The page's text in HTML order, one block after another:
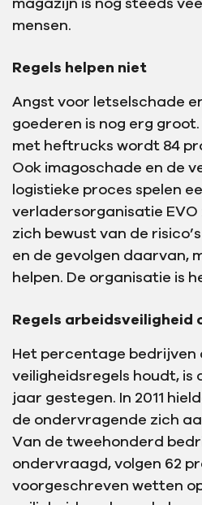
magazijn is nog steeds
mensen.
Regels helpen niet
Angst voor letselschade
goederen is nog erg
met heftrucks wordt 84
Ook imagoschade en de
logistieke proces spelen
verladersorganisatie
zich bewust van de
en de gevolgen daarvan,
helpen. De organisatie is
Regels arbeidsveiligheid
Het percentage bedrijven
veiligheidsregels houdt, is
jaar gestegen. In 2011
de ondervragende zich
Van de tweehonderd
ondervraagd, volgen 62
voorgeschreven wetten